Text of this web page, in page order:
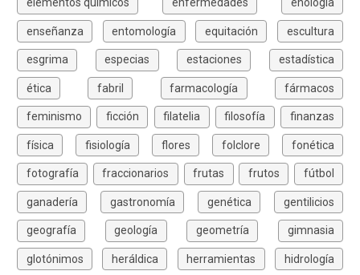
elementos químicos enfermedades enología
enseñanza entomología equitación escultura
esgrima especias estaciones estadística
ética fabril farmacología fármacos
feminismo ficción filatelia filosofía finanzas
física fisiología flores folclore fonética
fotografía fraccionarios frutas frutos fútbol
ganadería gastronomía genética gentilicios
geografía geología geometría gimnasia
glotónimos heráldica herramientas hidrología